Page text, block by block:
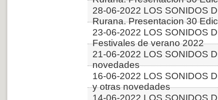
28-06-2022 LOS SONIDOS
Rurana. Presentacion 30
23-06-2022 LOS SONIDOS
Festivales de verano 2022
21-06-2022 LOS SONIDOS
novedades
16-06-2022 LOS SONIDOS
y otras novedades
14-06-2022 LOS SONIDOS